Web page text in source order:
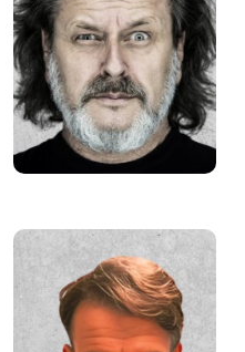
Maurycy Śmierzchalski